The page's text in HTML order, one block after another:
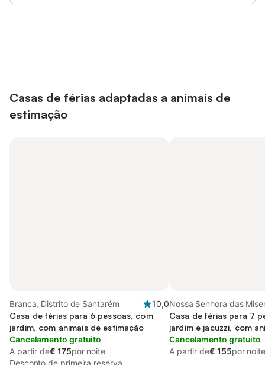
Casas de férias adaptadas a animais de
estimação
Branca, Distrito de Santarém
10,0
Casa de férias para 6 pessoas, com
jardim, com animais de estimação
Cancelamento gratuito
A partir de€ 175por noite
Desconto de primeira reserva
Nossa Senhora das
Distrito de Santarém
Casa de férias para 7
jardim e jacuzzi, com
estimação
Cancelamento gratuito
A partir de€ 155por noite